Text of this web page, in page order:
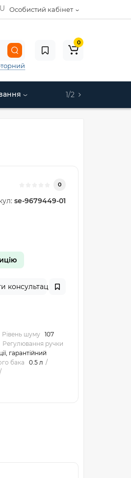
Особистий кабінет
0
1/2
0
se-9679449-01
консультацію
Рівень шуму
107
Регулювання ручки
гарантійний
бака
0.5 л